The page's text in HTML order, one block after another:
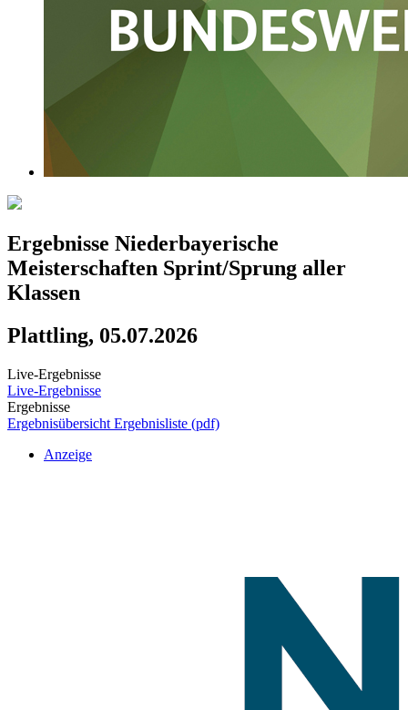
Ergebnisse Niederbayerische
Meisterschaften Sprint/Sprung aller
Klassen
Plattling, 05.07.2026
Live-Ergebnisse
Live-Ergebnisse
Ergebnisse
Ergebnisübersicht Ergebnisliste (pdf)
Anzeige